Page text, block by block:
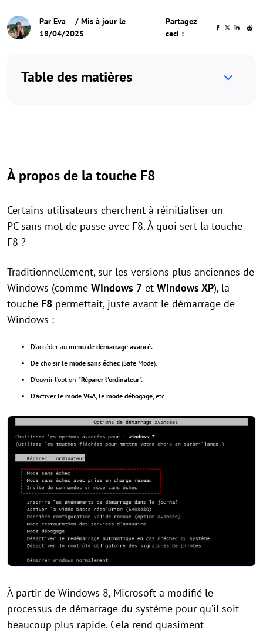
Par Eva
/ Mis à jour le
18/04/2025
Partagez
ceci :
Table des matières
À propos de la touche F8
Certains utilisateurs cherchent à réinitialiser un
PC sans mot de passe avec F8. À quoi sert la touche
F8 ?
Traditionnellement, sur les versions plus anciennes de
Windows (comme Windows 7 et Windows XP), la
touche F8 permettait, juste avant le démarrage de
Windows :
D’accéder au menu de démarrage avancé.
De choisir le mode sans échec (Safe Mode).
D’ouvrir l’option "Réparer l'ordinateur".
D’activer le mode VGA, le mode débogage, etc.
À partir de Windows 8, Microsoft a modifié le
processus de démarrage du système pour qu’il soit
beaucoup plus rapide. Cela rend quasiment